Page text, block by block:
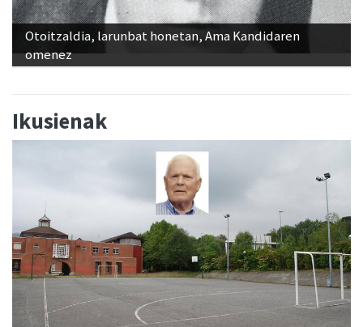
Otoitzaldia, larunbat honetan, Ama Kandidaren
omenez
Ikusienak